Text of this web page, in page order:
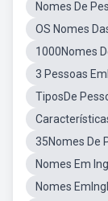
Nomes De
OS Nomes
1000Nomes
3 Pessoas
TiposDe
35Nomes De
Nomes Em
Nomes